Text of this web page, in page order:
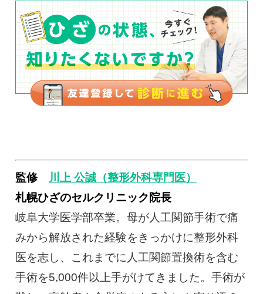
監修 川上 公誠（整形外科専門医）
札幌ひざのセルクリニック院長
岐阜大学医学部卒業。母が人工関節手術で痛
みから解放された経験をきっかけに整形外科
医を志し、これまでに人工関節置換術を含む
手術を5,000件以上手がけてきました。手術が